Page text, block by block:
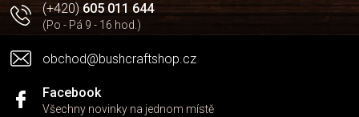
k
y
ý
s
(+420)605 011 644
(Po - Pá 9 - 16 hod.)
obchod@bushcraftshop.cz
Facebook
Všechny novinky na jednom místě